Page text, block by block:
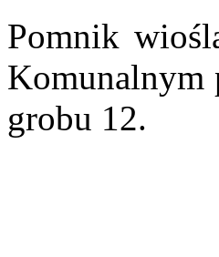
Pomnik
Komunalnym
grobu 12.